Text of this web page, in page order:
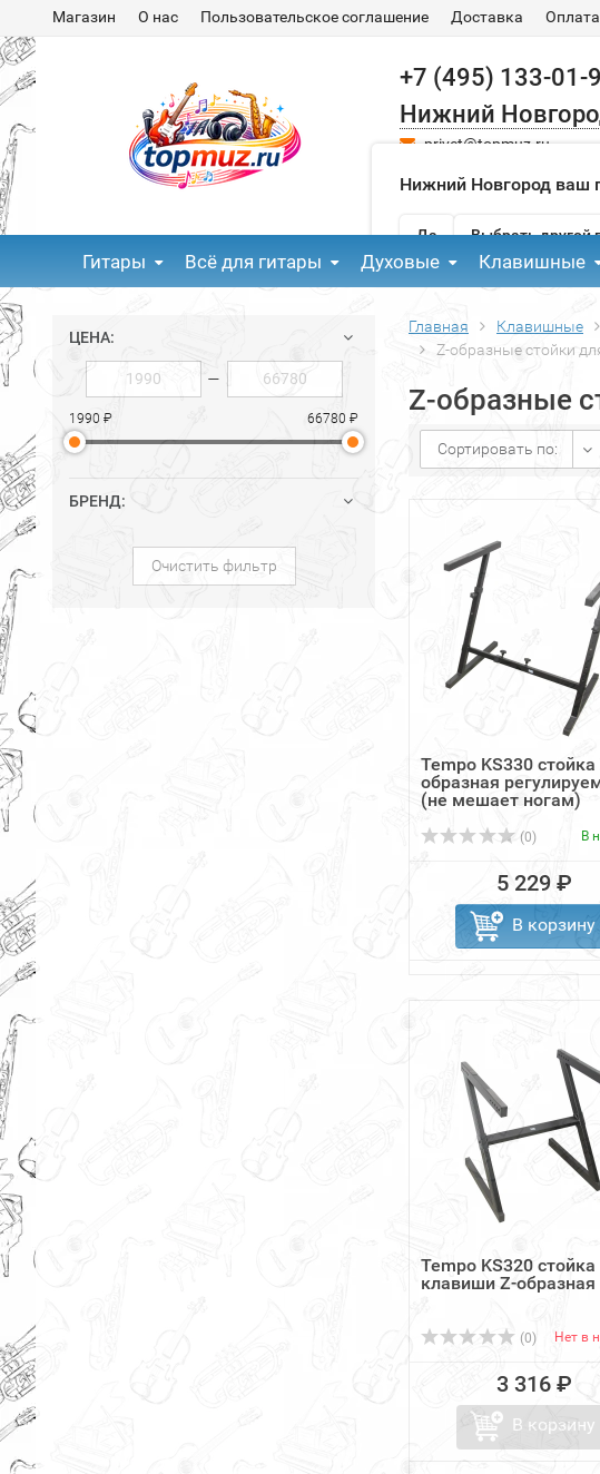
Магазин О нас Пользовательское соглашение Доставка
+7 (495) 133-01-
Нижний
Нижний Новгород ваш
Да Выбрать другой
privet@topmuz.ru
Гитары Всё для гитары Духовые Клавишные
ЦЕНА:
—
1990 ₽ 66780 ₽
БРЕНД:
Очистить фильтр
Главная Клавишные
Z-образные стойки
Z-образные
Сортировать по:
Tempo KS330 стойка
образная
(не мешает ногам)
(0) В
5 229 ₽
В корзину
Tempo KS320 стойка
клавиши Z-образная
(0) Нет в
3 316 ₽
В корзину